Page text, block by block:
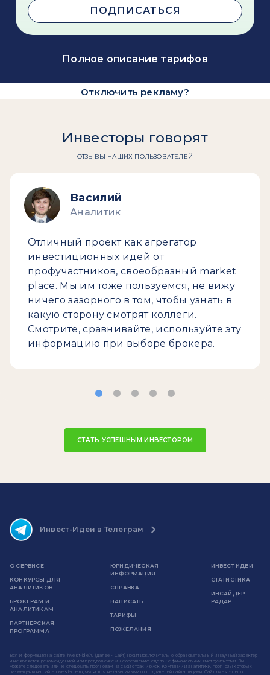
ПОДПИСАТЬСЯ
Полное описание тарифов
Отключить рекламу?
Инвесторы говорят
ОТЗЫВЫ НАШИХ ПОЛЬЗОВАТЕЛЕЙ
Василий
Аналитик
Отличный проект как агрегатор
инвестиционных идей от
профучастников, своеобразный market
place. Мы им тоже пользуемся, не вижу
ничего зазорного в том, чтобы узнать в
какую сторону смотрят коллеги.
Смотрите, сравнивайте, используйте эту
информацию при выборе брокера.
СТАТЬ УСПЕШНЫМ ИНВЕСТОРОМ
Инвест-Идеи в Телеграм
О СЕРВИСЕ
КОНКУРСЫ ДЛЯ
АНАЛИТИКОВ
БРОКЕРАМ И
АНАЛИТИКАМ
ПАРТНЕРСКАЯ
ПРОГРАММА
ЮРИДИЧЕСКАЯ
ИНФОРМАЦИЯ
СПРАВКА
НАПИСАТЬ
ТАРИФЫ
ПОЖЕЛАНИЯ
ИНВЕСТ ИДЕИ
СТАТИСТИКА
ИНСАЙДЕР-
РАДАР
Вся информация на сайте invest-idei.ru (далее - Сайт) носит исключительно образовательный и научный характер
и не является рекомендацией или предложением к совершению сделок с финансовыми инструментами. Вы
можете следовать или не следовать прогнозам на свой страх и риск. Компании и аналитики, прогнозы которых
размещены на сайте invest-idei.ru, являются независимыми от создателей сайта лицами. Сайт invest-idei.ru